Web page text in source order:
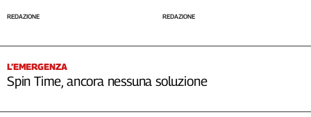
REDAZIONE REDAZIONE
L’EMERGENZA
Spin Time, ancora nessuna soluzione